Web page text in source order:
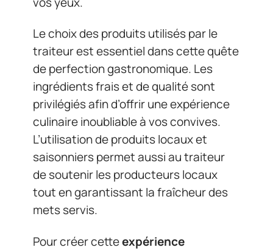
Le choix des produits utilisés par le
traiteur est essentiel dans cette quête
de perfection gastronomique. Les
ingrédients frais et de qualité sont
privilégiés afin d’offrir une expérience
culinaire inoubliable à vos convives.
L’utilisation de produits locaux et
saisonniers permet aussi au traiteur
de soutenir les producteurs locaux
tout en garantissant la fraîcheur des
mets servis.
Pour créer cetteexpérience